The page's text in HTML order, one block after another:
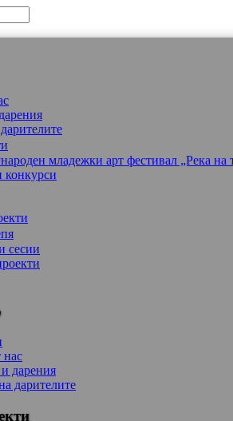
младежки арт фестивал „Река на
конкурси
сесии
нас
дарения
дарителите